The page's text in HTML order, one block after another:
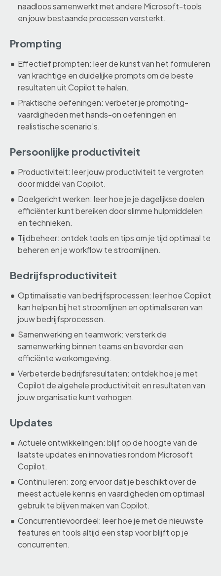
naadloos samenwerkt met andere Microsoft-tools
en jouw bestaande processen versterkt.
Prompting
Effectief prompten: leer de kunst van het formuleren
van krachtige en duidelijke prompts om de beste
resultaten uit Copilot te halen.
Praktische oefeningen: verbeter je prompting-
vaardigheden met hands-on oefeningen en
realistische scenario’s.
Persoonlijke productiviteit
Productiviteit: leer jouw productiviteit te vergroten
door middel van Copilot.
Doelgericht werken: leer hoe je je dagelijkse doelen
efficiënter kunt bereiken door slimme hulpmiddelen
en technieken.
Tijdbeheer: ontdek tools en tips om je tijd optimaal te
beheren en je workflow te stroomlijnen.
Bedrijfsproductiviteit
Optimalisatie van bedrijfsprocessen: leer hoe Copilot
kan helpen bij het stroomlijnen en optimaliseren van
jouw bedrijfsprocessen.
Samenwerking en teamwork: versterk de
samenwerking binnen teams en bevorder een
efficiënte werkomgeving.
Verbeterde bedrijfsresultaten: ontdek hoe je met
Copilot de algehele productiviteit en resultaten van
jouw organisatie kunt verhogen.
Updates
Actuele ontwikkelingen: blijf op de hoogte van de
laatste updates en innovaties rondom Microsoft
Copilot.
Continu leren: zorg ervoor dat je beschikt over de
meest actuele kennis en vaardigheden om optimaal
gebruik te blijven maken van Copilot.
Concurrentievoordeel: leer hoe je met de nieuwste
features en tools altijd een stap voor blijft op je
concurrenten.